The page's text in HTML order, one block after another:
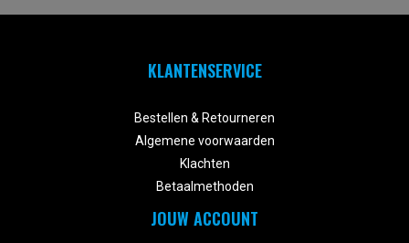
KLANTENSERVICE
Bestellen & Retourneren
Algemene voorwaarden
Klachten
Betaalmethoden
JOUW ACCOUNT